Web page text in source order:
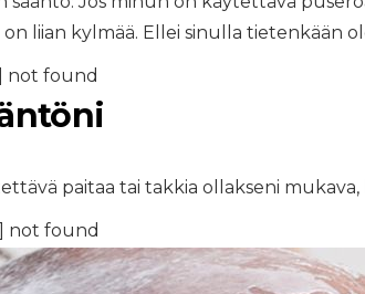
liian kylmää. Ellei sinulla tietenkään
not found
paitaa tai takkia ollakseni
not found